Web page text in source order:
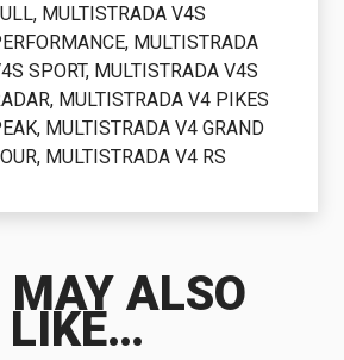
MULTISTRADA V4S
MULTISTRADA
SPORT, MULTISTRADA V4S
MULTISTRADA V4 PIKES
MULTISTRADA V4 GRAND
MULTISTRADA V4 RS
MAY ALSO
LIKE…